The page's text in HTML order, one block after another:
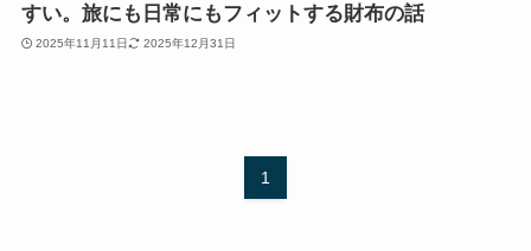
すい。旅にも日常にもフィットする財布の話
2025年11月11日 2025年12月31日
1